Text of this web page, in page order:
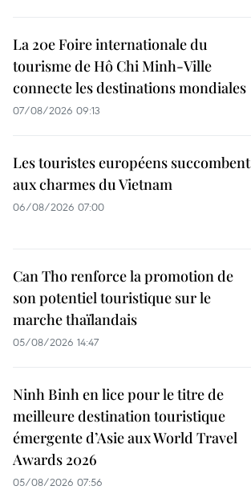
La 20e Foire internationale du
tourisme de Hô Chi Minh-Ville
connecte les destinations mondiales
07/08/2026 09:13
Les touristes européens succombent
aux charmes du Vietnam
06/08/2026 07:00
Can Tho renforce la promotion de
son potentiel touristique sur le
marche thaïlandais
05/08/2026 14:47
Ninh Binh en lice pour le titre de
meilleure destination touristique
émergente d’Asie aux World Travel
Awards 2026
05/08/2026 07:56